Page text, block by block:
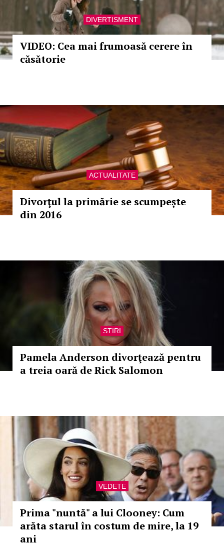
DIVERTISMENT
VIDEO: Cea mai frumoasă cerere în
căsătorie
ACTUALITATE
Divorţul la primărie se scumpește
din 2016
STIRI
Pamela Anderson divorţează pentru
a treia oară de Rick Salomon
VEDETE
Prima "nuntă" a lui Clooney: Cum
arăta starul în costum de mire, la 19
ani